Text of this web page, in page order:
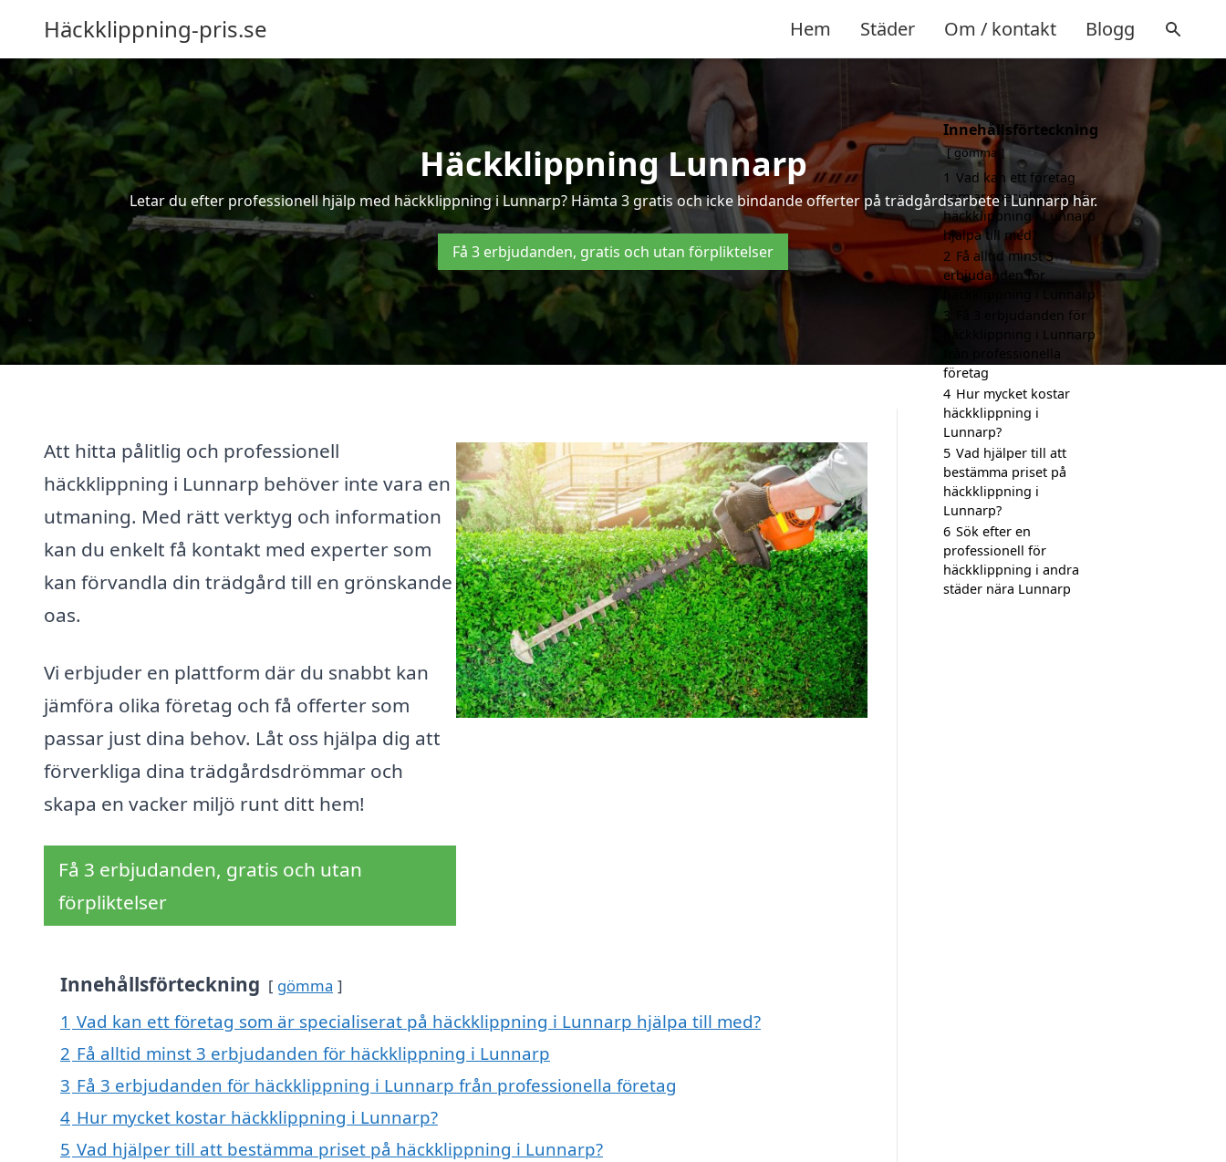
Häckklippning-pris.se Hem Städer Om / kontakt Blogg
Häckklippning Lunnarp
Letar du efter professionell hjälp med häckklippning i Lunnarp? Hämta 3 gratis och icke bindande offerter på trädgårdsarbete i Lunnarp här.
Få 3 erbjudanden, gratis och utan förpliktelser
Att hitta pålitlig och professionell
häckklippning i Lunnarp behöver inte vara en
utmaning. Med rätt verktyg och information
kan du enkelt få kontakt med experter som
kan förvandla din trädgård till en grönskande
oas.
Vi erbjuder en plattform där du snabbt kan
jämföra olika företag och få offerter som
passar just dina behov. Låt oss hjälpa dig att
förverkliga dina trädgårdsdrömmar och
skapa en vacker miljö runt ditt hem!
Få 3 erbjudanden, gratis och utan
förpliktelser
Innehållsförteckning gömma
1 Vad kan ett företag som är specialiserat på häckklippning i Lunnarp hjälpa till med?
2 Få alltid minst 3 erbjudanden för häckklippning i Lunnarp
3 Få 3 erbjudanden för häckklippning i Lunnarp från professionella företag
4 Hur mycket kostar häckklippning i Lunnarp?
5 Vad hjälper till att bestämma priset på häckklippning i Lunnarp?
Innehållsförteckning
gömma
1 Vad kan ett företag
som är specialiserat på
häckklippning i Lunnarp
hjälpa till med?
2 Få alltid minst 3
erbjudanden för
häckklippning i Lunnarp
3
Få 3 erbjudanden för
häckklippning i Lunnarp
från professionella
företag
4 Hur mycket kostar
häckklippning i
Lunnarp?
5 Vad hjälper till att
bestämma priset på
häckklippning i
Lunnarp?
6 Sök efter en
professionell för
häckklippning i andra
städer nära Lunnarp